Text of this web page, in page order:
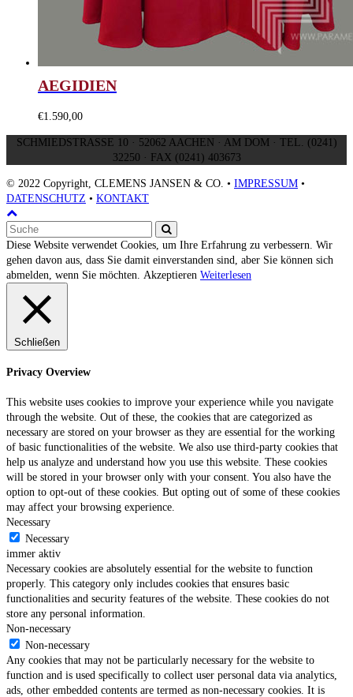
AEGIDIEN
€1.590,00
SCHMIEDSTRASSE 10 · 52062 AACHEN · AM DOM · TEL. (0241)
32250 · FAX (0241) 403673
© 2022 Copyright, CLEMENS JANSEN & CO. • IMPRESSUM •
DATENSCHUTZ • KONTAKT
An
den
Anfang
scrollen
Suche
Diese Website verwendet Cookies, um Ihre Erfahrung zu verbessern. Wir
gehen davon aus, dass Sie damit einverstanden sind, aber Sie können sich
abmelden, wenn Sie möchten. Akzeptieren Weiterlesen
Schließen
Privacy Overview
This website uses cookies to improve your experience while you navigate
through the website. Out of these, the cookies that are categorized as
necessary are stored on your browser as they are essential for the working
of basic functionalities of the website. We also use third-party cookies that
help us analyze and understand how you use this website. These cookies
will be stored in your browser only with your consent. You also have the
option to opt-out of these cookies. But opting out of some of these cookies
may affect your browsing experience.
Necessary
Necessary
immer aktiv
Necessary cookies are absolutely essential for the website to function
properly. This category only includes cookies that ensures basic
functionalities and security features of the website. These cookies do not
store any personal information.
Non-necessary
Non-necessary
Any cookies that may not be particularly necessary for the website to
function and is used specifically to collect user personal data via analytics,
ads, other embedded contents are termed as non-necessary cookies. It is